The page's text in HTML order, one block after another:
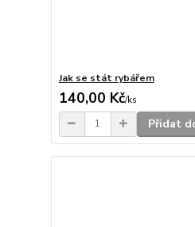
Jak se stát rybářem
140,00 Kč/ks
Přidat